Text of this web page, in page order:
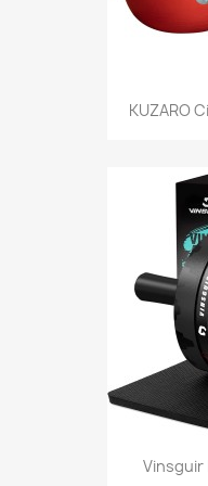
KUZARO
Vinsguir